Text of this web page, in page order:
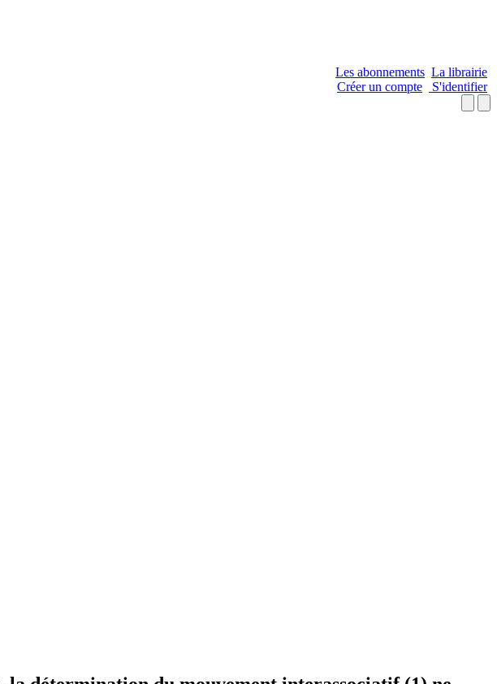
Les abonnements La librairie
Créer un compte
S'identifier